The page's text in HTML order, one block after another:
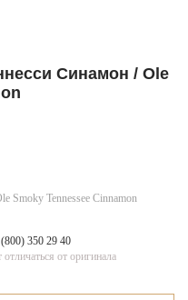
Синамон / Ole
Smoky Tennessee Cinnamon
350 29 40
от оригинала